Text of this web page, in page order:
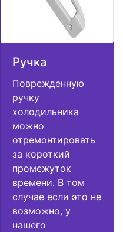
Ручка
Поврежденную
ручку
холодильника
можно
отремонтировать
за короткий
промежуток
времени. В том
случае если это не
возможно, у
нашего